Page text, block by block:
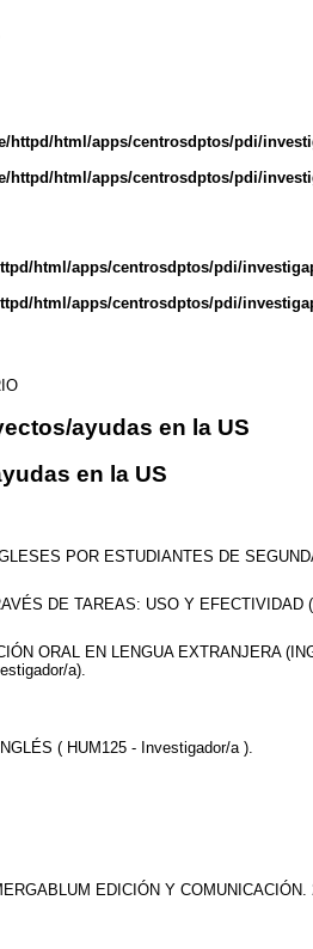
httpd/html/apps/centrosdptos/pdi/
httpd/html/apps/centrosdptos/pdi/
html/apps/centrosdptos/pdi/
html/apps/centrosdptos/pdi/
ayudas en la US
en la US
POR ESTUDIANTES DE
DE TAREAS: USO Y EFECTIVIDAD
ORAL EN LENGUA EXTRANJERA
a).
( HUM125 - Investigador/a ).
EDICIÓN Y COMUNICACIÓN.